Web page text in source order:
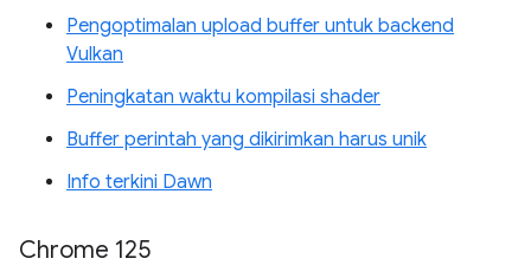
Pengoptimalan upload buffer untuk backend
Vulkan
Peningkatan waktu kompilasi shader
Buffer perintah yang dikirimkan harus unik
Info terkini Dawn
Chrome 125